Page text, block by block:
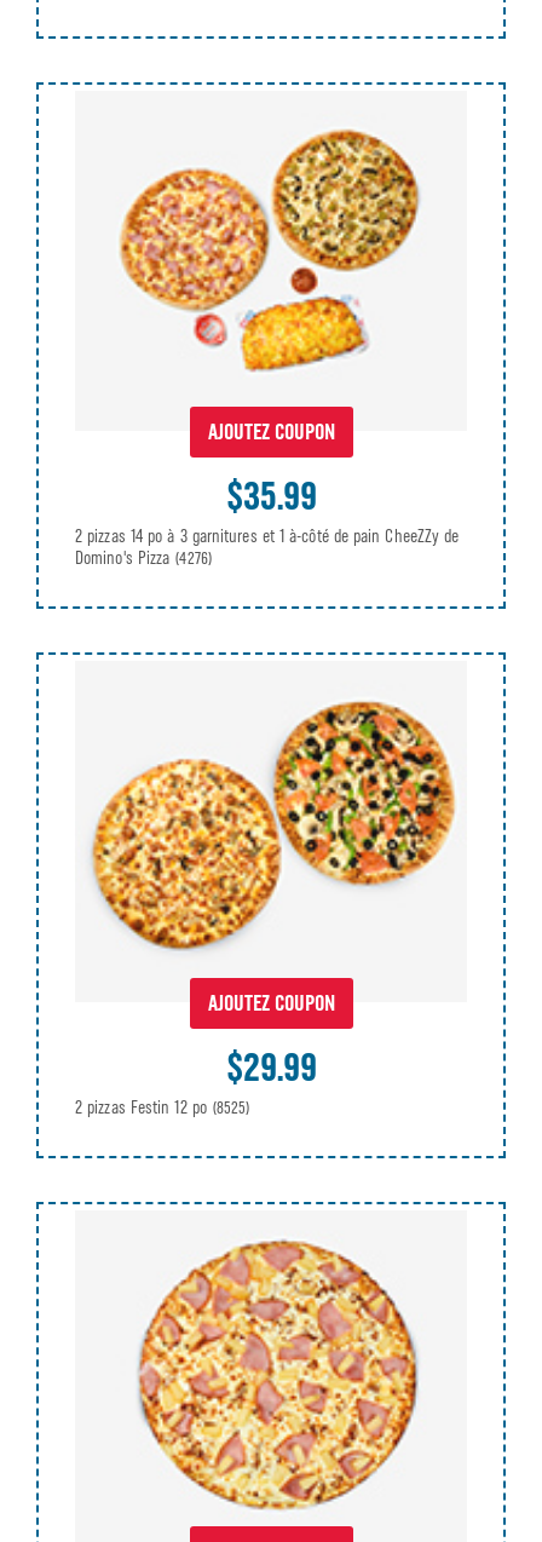
AJOUTEZ COUPON
$35.99
2 pizzas 14 po à 3 garnitures et 1 à-côté de pain CheeZZy de
Domino's Pizza (4276)
AJOUTEZ COUPON
$29.99
2 pizzas Festin 12 po (8525)